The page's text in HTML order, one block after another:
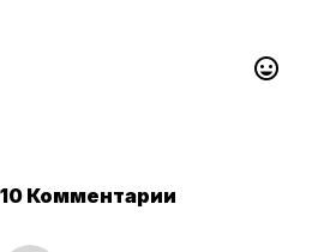
10 Комментарии